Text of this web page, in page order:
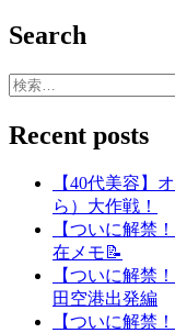
Search
検
Recent posts
【40代美容】
ら）大作戦！
【ついに解禁
在メモ📝
【ついに解禁
田空港出発編
【ついに解禁